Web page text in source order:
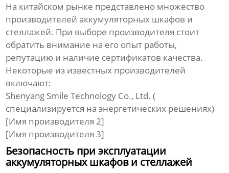
На китайском рынке представлено множество
производителей аккумуляторных шкафов и
стеллажей. При выборе производителя стоит
обратить внимание на его опыт работы,
репутацию и наличие сертификатов качества.
Некоторые из известных производителей
включают:
Shenyang Smile Technology Co., Ltd. (
специализируется на энергетических решениях)
[Имя производителя 2]
[Имя производителя 3]
Безопасность при эксплуатации
аккумуляторных шкафов и стеллажей